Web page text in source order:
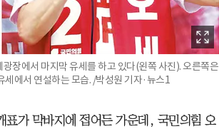
장에서 마지막 유세를 하고 있다(왼쪽 사진). 오른쪽은
에서 연설하는 모습. /박성원 기자·뉴스1
표가 막바지에 접어든 가운데, 국민의힘 오